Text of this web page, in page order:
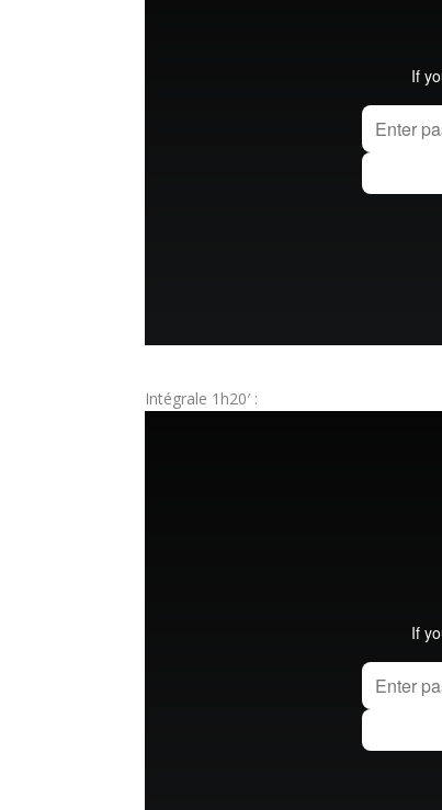
Intégrale 1h20′ :